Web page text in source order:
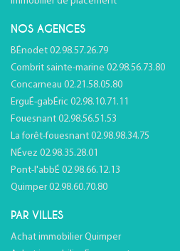
NOS AGENCES
BÉnodet 02.98.57.26.79
Combrit sainte-marine 02.98.56.73.80
Concarneau 02.21.58.05.80
ErguÉ-gabÉric 02.98.10.71.11
Fouesnant 02.98.56.51.53
La forêt-fouesnant 02.98.98.34.75
NÉvez 02.98.35.28.01
Pont-l'abbÉ 02.98.66.12.13
Quimper 02.98.60.70.80
PAR VILLES
Achat immobilier Quimper